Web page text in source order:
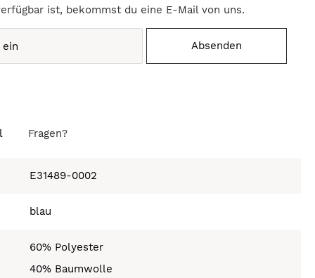
ist, bekommst du eine E-Mail von uns.
Absenden
Fragen?
E31489-0002
blau
60% Polyester
40% Baumwolle